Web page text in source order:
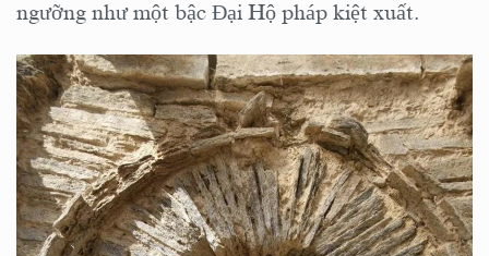
ngưỡng như một bậc Đại Hộ pháp kiệt xuất.